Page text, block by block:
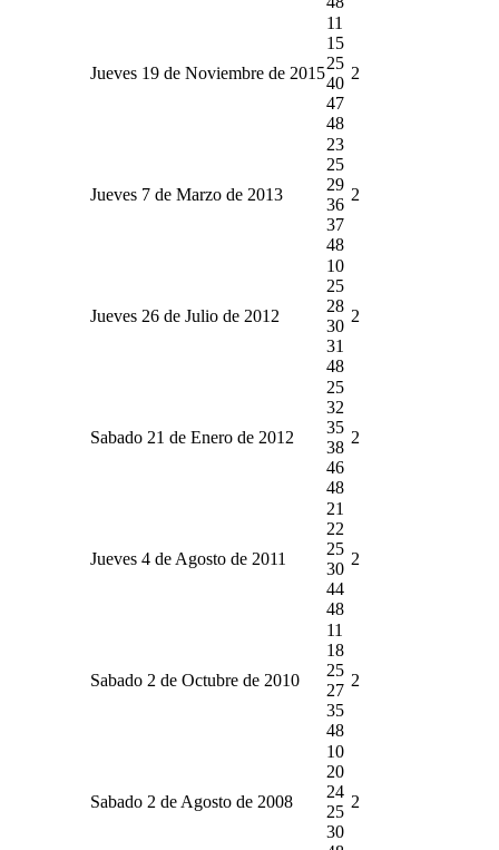
Jueves 19 de Noviembre de 2015
11
15
25
40
47
48
2
Jueves 7 de Marzo de 2013
23
25
29
36
37
48
2
Jueves 26 de Julio de 2012
10
25
28
30
31
48
2
Sabado 21 de Enero de 2012
25
32
35
38
46
48
2
Jueves 4 de Agosto de 2011
21
22
25
30
44
48
2
Sabado 2 de Octubre de 2010
11
18
25
27
35
48
2
Sabado 2 de Agosto de 2008
10
20
24
25
30
2